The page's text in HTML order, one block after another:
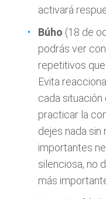
activará
Búho (18 de
podrás ver
repetitivos
Evita
cada situación
practicar la
dejes nada sin
importantes
silenciosa, no
más